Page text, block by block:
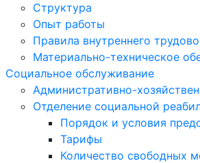
Структура
Опыт работы
Правила внутреннего
Материально-техническое
Социальное обслуживание
Административно-
Отделение социальной
Порядок и условия
Тарифы
Количество свободных